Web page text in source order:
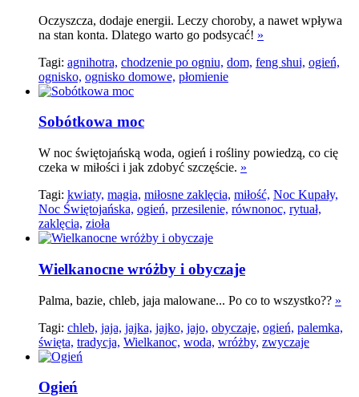
Oczyszcza, dodaje energii. Leczy choroby, a nawet wpływa
na stan konta. Dlatego warto go podsycać! »
Tagi: agnihotra, chodzenie po ogniu, dom, feng shui, ogień,
ognisko, ognisko domowe, płomienie
Sobótkowa moc
W noc świętojańską woda, ogień i rośliny powiedzą, co cię
czeka w miłości i jak zdobyć szczęście. »
Tagi: kwiaty, magia, miłosne zaklęcia, miłość, Noc Kupały,
Noc Świętojańska, ogień, przesilenie, równonoc, rytuał,
zaklęcia, zioła
Wielkanocne wróżby i obyczaje
Palma, bazie, chleb, jaja malowane... Po co to wszystko?? »
Tagi: chleb, jaja, jajka, jajko, jajo, obyczaje, ogień, palemka,
święta, tradycja, Wielkanoc, woda, wróżby, zwyczaje
Ogień